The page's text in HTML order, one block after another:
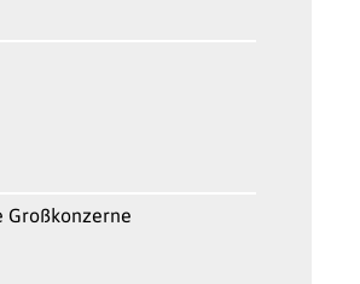
Großkonzerne